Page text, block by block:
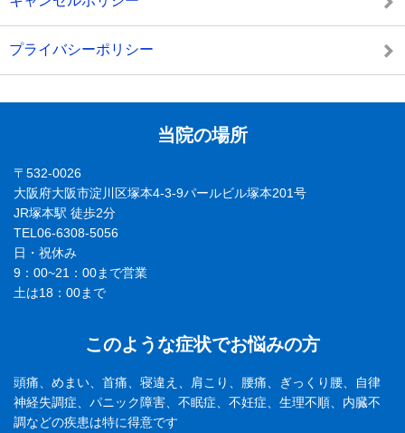
プライバシーポリシー
当院の場所
〒532-0026
大阪府大阪市淀川区塚本4-3-9パールビル塚本201号
JR塚本駅 徒歩2分
TEL06-6308-5056
日・祝休み
9：00~21：00まで営業
土は18：00まで
このような症状でお悩みの方
頭痛、めまい、首痛、寝違え、肩こり、腰痛、ぎっくり腰、自律
神経失調症、パニック障害、不眠症、不妊症、生理不順、内臓不
調などの疾患は特に得意です